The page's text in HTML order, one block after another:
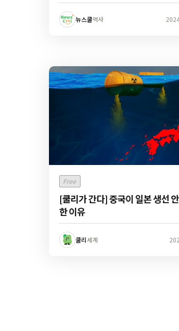
뉴스쿨역사
Free
[쿨리가 간다] 중국이 일본 생선
한 이유
쿨리세계